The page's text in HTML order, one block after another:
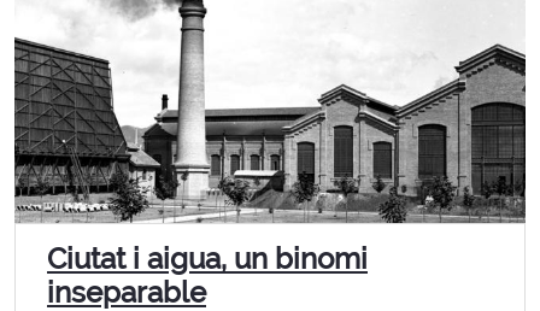
Ciutat i aigua, un binomi
inseparable